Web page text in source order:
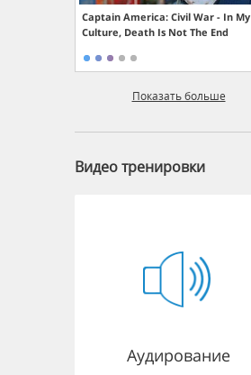
Captain America: Civil War - In My
Culture, Death Is Not The End
Показать больше
Видео тренировки
Аудирование